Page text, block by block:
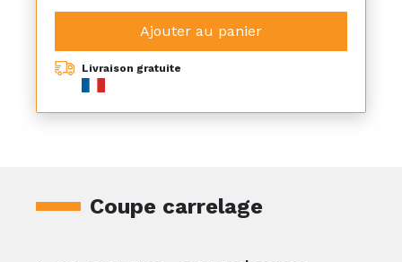
Ajouter au panier
Livraison gratuite
Coupe carrelage